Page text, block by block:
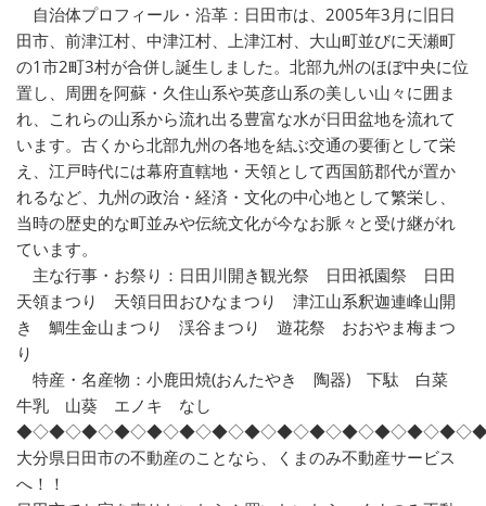
自治体プロフィール・沿革：日田市は、2005年3月に旧日
田市、前津江村、中津江村、上津江村、大山町並びに天瀬町
の1市2町3村が合併し誕生しました。北部九州のほぼ中央に位
置し、周囲を阿蘇・久住山系や英彦山系の美しい山々に囲ま
れ、これらの山系から流れ出る豊富な水が日田盆地を流れて
います。古くから北部九州の各地を結ぶ交通の要衝として栄
え、江戸時代には幕府直轄地・天領として西国筋郡代が置か
れるなど、九州の政治・経済・文化の中心地として繁栄し、
当時の歴史的な町並みや伝統文化が今なお脈々と受け継がれ
ています。
主な行事・お祭り：日田川開き観光祭 日田祇園祭 日田
天領まつり 天領日田おひなまつり 津江山系釈迦連峰山開
き 鯛生金山まつり 渓谷まつり 遊花祭 おおやま梅まつ
り
特産・名産物：小鹿田焼(おんたやき 陶器) 下駄 白菜
牛乳 山葵 エノキ なし
大分県日田市の不動産のことなら、くまのみ不動産サービス
へ！！